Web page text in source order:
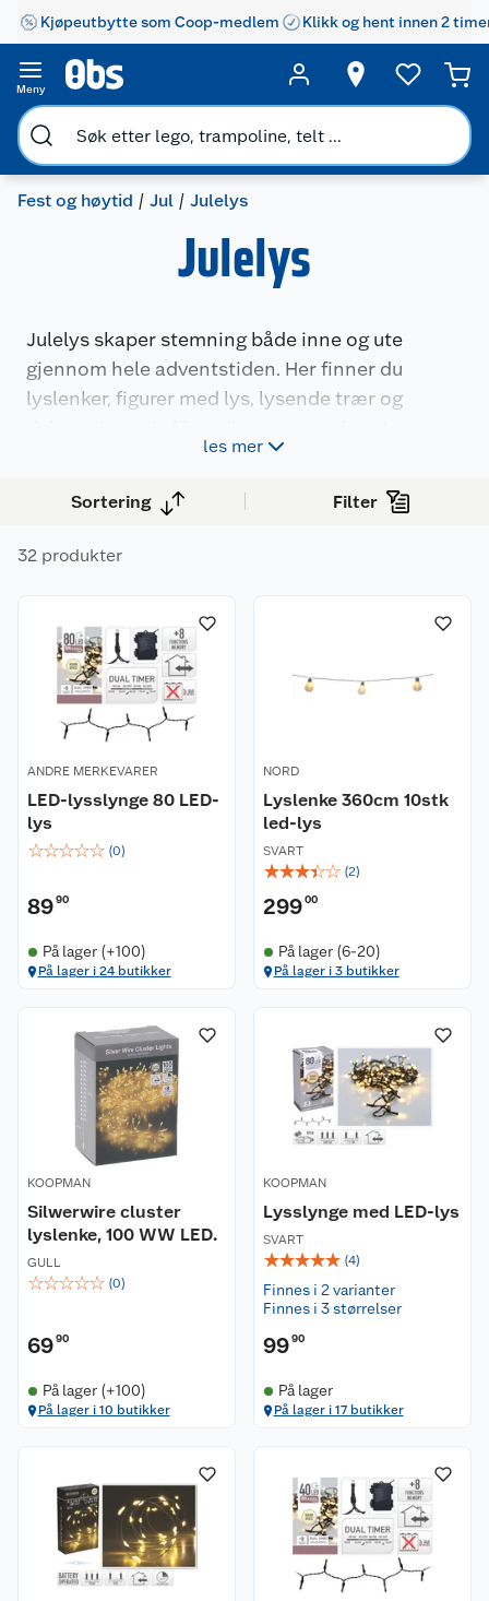
Kjøpeutbytte som Coop-medlem Klikk og hent innen 2
Meny
Fest og høytid Jul Julelys
Julelys
Julelys skaper stemning både inne og ute
gjennom hele adventstiden. Her finner du
lyslenker, figurer med lys, lysende trær og
passer til vinduer, fasader, hager, trær og
borddekor. Du kan velge mellom varmhvitt,
flerfarget eller kaldt lys – med strøm eller
batteri. Produktene gjør det enkelt å pynte til
les mer
Sortering Filter
32 produkter
ANDRE MERKEVARER
LED-lysslynge 80 LED-
lys
☆☆☆☆☆ (0)
8990
På lager (+100)
På lager i 24 butikker
NORD
Lyslenke 360cm 10stk
led-lys
SVART
☆☆☆☆☆ (2)
29900
På lager (6-20)
På lager i 3 butikker
KOOPMAN
Silwerwire cluster
lyslenke, 100 WW LED.
GULL
☆☆☆☆☆ (0)
6990
På lager (+100)
På lager i 10 butikker
KOOPMAN
Lysslynge med LED-lys
SVART
☆☆☆☆☆ (4)
Finnes i 2 varianter
Finnes i 3 størrelser
9990
På lager
På lager i 17 butikker